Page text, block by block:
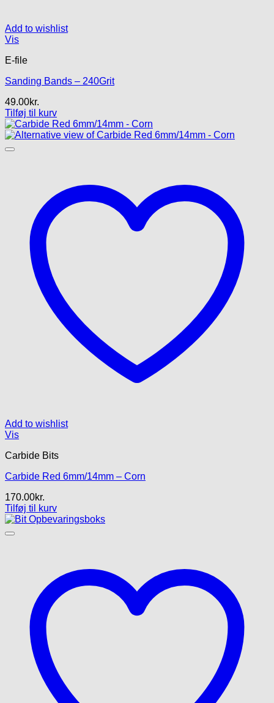
Add to wishlist
Vis
E-file
Sanding Bands – 240Grit
49.00kr.
Tilføj til kurv
Add to wishlist
Vis
Carbide Bits
Carbide Red 6mm/14mm – Corn
170.00kr.
Tilføj til kurv